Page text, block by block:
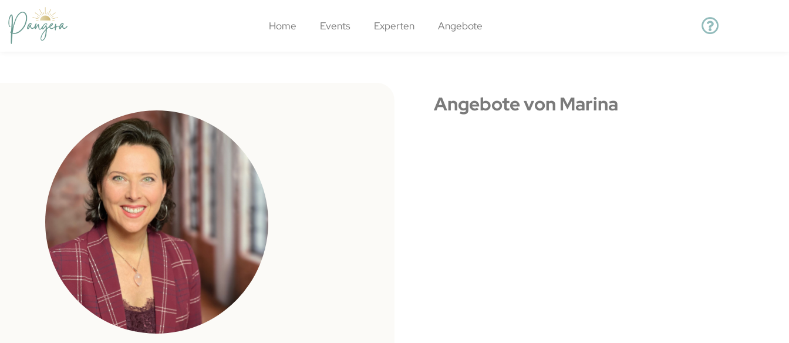
Home Events Experten Angebote
Angebote von Marina